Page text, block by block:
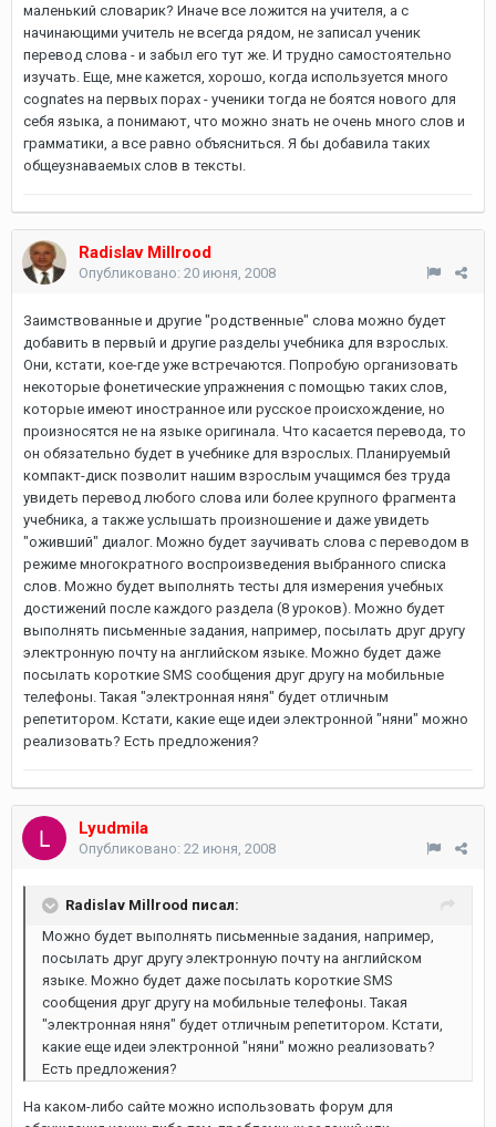
маленький словарик? Иначе все ложится на учителя, а с
начинающими учитель не всегда рядом, не записал ученик
перевод слова - и забыл его тут же. И трудно самостоятельно
изучать. Еще, мне кажется, хорошо, когда используется много
cognates на первых порах - ученики тогда не боятся нового для
себя языка, а понимают, что можно знать не очень много слов и
грамматики, а все равно объясниться. Я бы добавила таких
общеузнаваемых слов в тексты.
Radislav Millrood
Опубликовано: 20 июня, 2008
Заимствованные и другие "родственные" слова можно будет
добавить в первый и другие разделы учебника для взрослых.
Они, кстати, кое-где уже встречаются. Попробую организовать
некоторые фонетические упражнения с помощью таких слов,
которые имеют иностранное или русское происхождение, но
произносятся не на языке оригинала. Что касается перевода, то
он обязательно будет в учебнике для взрослых. Планируемый
компакт-диск позволит нашим взрослым учащимся без труда
увидеть перевод любого слова или более крупного фрагмента
учебника, а также услышать произношение и даже увидеть
"оживший" диалог. Можно будет заучивать слова с переводом в
режиме многократного воспроизведения выбранного списка
слов. Можно будет выполнять тесты для измерения учебных
достижений после каждого раздела (8 уроков). Можно будет
выполнять письменные задания, например, посылать друг другу
электронную почту на английском языке. Можно будет даже
посылать короткие SMS сообщения друг другу на мобильные
телефоны. Такая "электронная няня" будет отличным
репетитором. Кстати, какие еще идеи электронной "няни" можно
реализовать? Есть предложения?
Lyudmila
Опубликовано: 22 июня, 2008
Radislav Millrood писал:
Можно будет выполнять письменные задания, например,
посылать друг другу электронную почту на английском
языке. Можно будет даже посылать короткие SMS
сообщения друг другу на мобильные телефоны. Такая
"электронная няня" будет отличным репетитором. Кстати,
какие еще идеи электронной "няни" можно реализовать?
Есть предложения?
На каком-либо сайте можно использовать форум для